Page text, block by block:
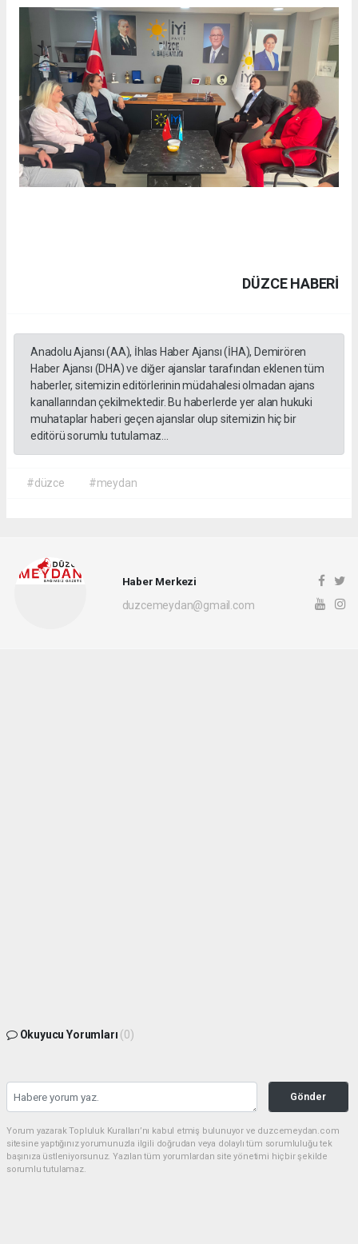
DÜZCE HABERİ
Anadolu Ajansı (AA), İhlas Haber Ajansı (İHA), Demirören
Haber Ajansı (DHA) ve diğer ajanslar tarafından eklenen tüm
haberler, sitemizin editörlerinin müdahalesi olmadan ajans
kanallarından çekilmektedir. Bu haberlerde yer alan hukuki
muhataplar haberi geçen ajanslar olup sitemizin hiç bir
editörü sorumlu tutulamaz...
#düzce #meydan
Haber Merkezi
duzcemeydan@gmail.com
Okuyucu Yorumları (0)
Gönder
Yorum yazarak Topluluk Kuralları’nı kabul etmiş bulunuyor ve duzcemeydan.com
sitesine yaptığınız yorumunuzla ilgili doğrudan veya dolaylı tüm sorumluluğu tek
başınıza üstleniyorsunuz. Yazılan tüm yorumlardan site yönetimi hiçbir şekilde
sorumlu tutulamaz.